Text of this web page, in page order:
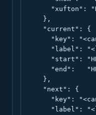
"xufton":
    },
    "current": {
"key":
"label":
"start":
"end":
    },
    "next": {
"key":
"label":